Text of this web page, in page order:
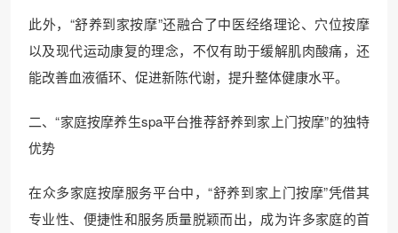
此外，“舒养到家按摩”还融合了中医经络理论、穴位按摩
以及现代运动康复的理念，不仅有助于缓解肌肉酸痛，还
能改善血液循环、促进新陈代谢，提升整体健康水平。
二、“家庭按摩养生spa平台推荐舒养到家上门按摩”的独特
优势
在众多家庭按摩服务平台中，“舒养到家上门按摩”凭借其
专业性、便捷性和服务质量脱颖而出，成为许多家庭的首